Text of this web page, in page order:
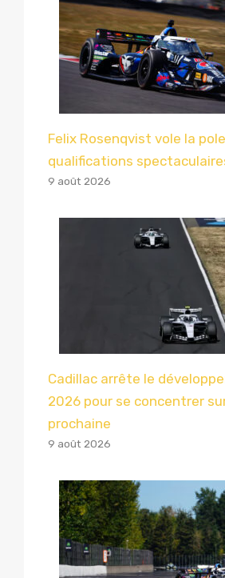
Felix Rosenqvist vole la
qualifications
9 août 2026
Cadillac arrête le
2026 pour se concentrer
prochaine
9 août 2026